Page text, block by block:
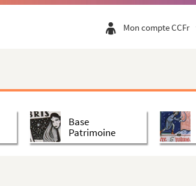
Mon compte CCFr
Base
Patrimoine